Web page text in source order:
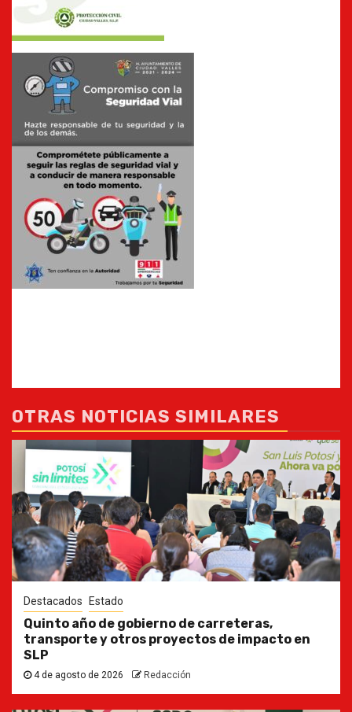
OTRAS NOTICIAS SIMILARES
Destacados Estado
Quinto año de gobierno de carreteras,
transporte y otros proyectos de impacto en
SLP
4 de agosto de 2026 Redacción